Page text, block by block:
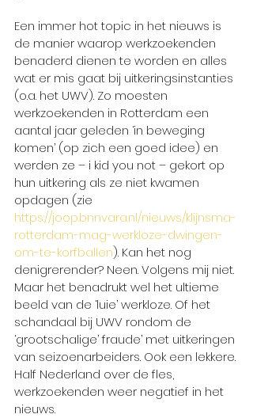
Een immer hot topic in het nieuws is
de manier waarop werkzoekenden
benaderd dienen te worden en alles
wat er mis gaat bij uitkeringsinstanties
(o.a. het UWV). Zo moesten
werkzoekenden in Rotterdam een
aantal jaar geleden ‘in beweging
komen’ (op zich een goed idee) en
werden ze – i kid you not – gekort op
hun uitkering als ze niet kwamen
opdagen (zie
https://joop.bnnvara.nl/nieuws/klijnsma-
rotterdam-mag-werkloze-dwingen-
om-te-korfballen). Kan het nog
denigrerender? Neen. Volgens mij niet.
Maar het benadrukt wel het ultieme
beeld van de ‘luie’ werkloze. Of het
schandaal bij UWV rondom de
‘grootschalige’ fraude’ met uitkeringen
van seizoenarbeiders. Ook een lekkere.
Half Nederland over de fles,
werkzoekenden weer negatief in het
nieuws.